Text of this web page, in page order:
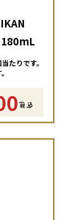
たりです。
(
税
込 )